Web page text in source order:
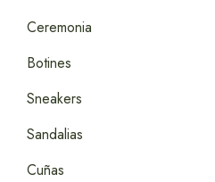
Ceremonia
Botines
Sneakers
Sandalias
Cuñas